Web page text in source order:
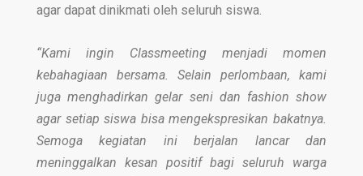
agar dapat dinikmati oleh seluruh siswa.
“Kami ingin Classmeeting menjadi momen
kebahagiaan bersama. Selain perlombaan, kami
juga menghadirkan gelar seni dan fashion show
agar setiap siswa bisa mengekspresikan bakatnya.
Semoga kegiatan ini berjalan lancar dan
meninggalkan kesan positif bagi seluruh warga